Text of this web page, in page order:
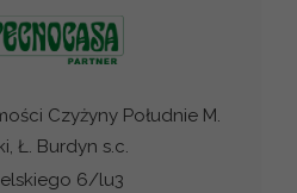
Czyżyny Południe M.
Ł. Burdyn s.c.
6/lu3